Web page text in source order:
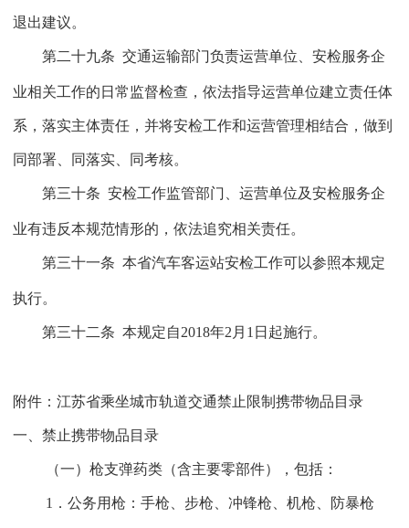
退出建议。
第二十九条 交通运输部门负责运营单位、安检服务企
业相关工作的日常监督检查，依法指导运营单位建立责任体
系，落实主体责任，并将安检工作和运营管理相结合，做到
同部署、同落实、同考核。
第三十条 安检工作监管部门、运营单位及安检服务企
业有违反本规范情形的，依法追究相关责任。
第三十一条 本省汽车客运站安检工作可以参照本规定
执行。
第三十二条 本规定自2018年2 月 1 日起施行。
附件：江苏省乘坐城市轨道交通禁止限制携带物品目录
一、禁止携带物品目录
（一）枪支弹药类（含主要零部件），包括：
1 ．公务用枪：手枪、步枪、冲锋枪、机枪、防暴枪